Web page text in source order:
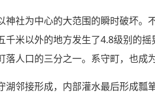
神社为中心的大范围的瞬时破坏
千米以外的地方发生了4.8级别的
落人口的三分之一。系守町，也成
湖邻接形成，内部灌水最后形成瓢